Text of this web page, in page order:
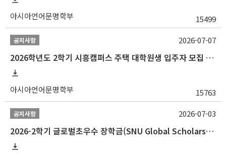
아시아언어문명학부 15499
공지사항
2026학년도 2학기 시흥캠퍼스 주택 대학원생 입주자 모집 안내
아시아언어문명학부 15763
2026-07-07
공지사항
2026-2학기 글로벌초우수 장학금(SNU Global Scholarship, GS) 신청 안내(~7/12 23:00)
2026-07-03